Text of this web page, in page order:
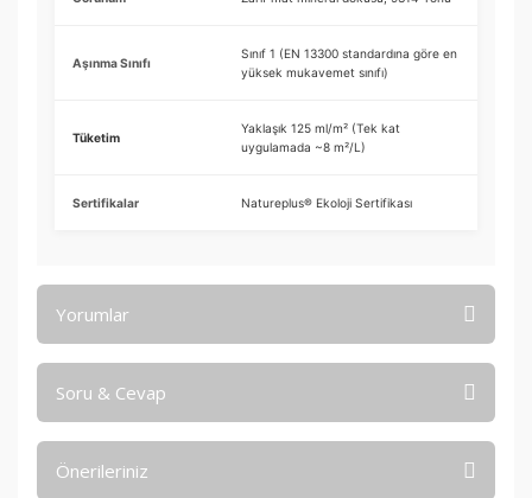
Aşınma Sınıfı
Sınıf 1 (EN 13300 standardına göre en
yüksek mukavemet sınıfı)
Tüketim
Yaklaşık 125 ml/m² (Tek kat
uygulamada ~8 m²/L)
Sertifikalar Natureplus® Ekoloji Sertifikası
Yorumlar
Soru & Cevap
Önerileriniz